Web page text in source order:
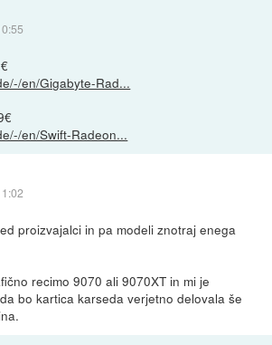
en/Gigabyte-Rad...
en/Swift-Radeon...
proizvajalci in pa modeli znotraj enega
recimo 9070 ali 9070XT in mi je
bo kartica karseda verjetno delovala še